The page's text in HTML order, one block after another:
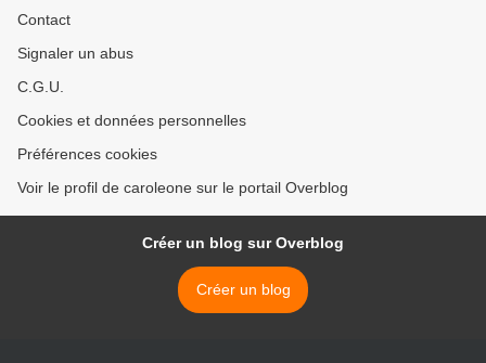
Contact
Signaler un abus
C.G.U.
Cookies et données personnelles
Préférences cookies
Voir le profil de caroleone sur le portail Overblog
Créer un blog sur Overblog
Créer un blog